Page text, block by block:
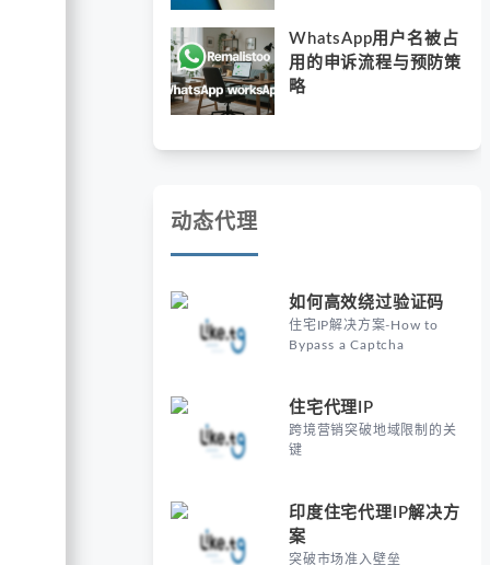
WhatsApp用户名被占
用的申诉流程与预防策
略
动态代理
如何高效绕过验证码
住宅IP解决方案-How to
Bypass a Captcha
住宅代理IP
跨境营销突破地域限制的关
键
印度住宅代理IP解决方
案
突破市场准入壁垒